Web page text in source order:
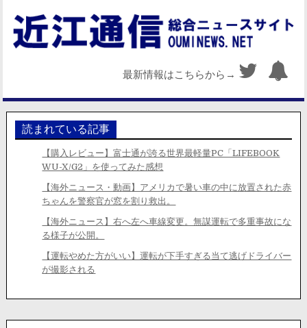
最新情報はこちらから→
読まれている記事
【購入レビュー】富士通が誇る世界最軽量PC「LIFEBOOK
WU-X/G2」を使ってみた感想
【海外ニュース・動画】アメリカで暑い車の中に放置された赤
ちゃんを警察官が窓を割り救出。
【海外ニュース】右へ左へ車線変更。無謀運転で多重事故にな
る様子が公開。
【運転やめた方がいい】運転が下手すぎる当て逃げドライバー
が撮影される